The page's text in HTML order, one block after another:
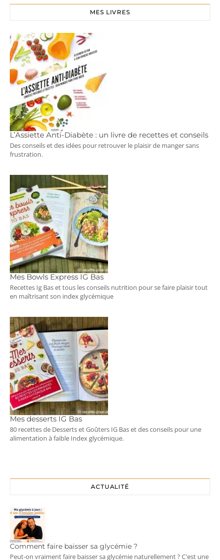
MES LIVRES
L’Assiette Anti-Diabète : un livre de recettes et conseils
Des conseils et des idées pour retrouver le plaisir de manger sans
frustration.
Mes Bowls Express IG Bas
Recettes Ig Bas et tous les conseils nutrition pour se faire plaisir tout
en maîtrisant son index glycémique
Mes desserts IG Bas
80 recettes de Desserts et Goûters IG Bas et des conseils pour une
alimentation à faible Index glycémique.
ACTUALITÉ
Comment faire baisser sa glycémie ?
Peut-on vraiment faire baisser sa glycémie naturellement ? C'est une